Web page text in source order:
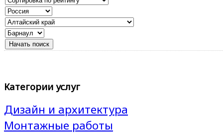
Категории услуг
Дизайн и архитектура
Монтажные работы